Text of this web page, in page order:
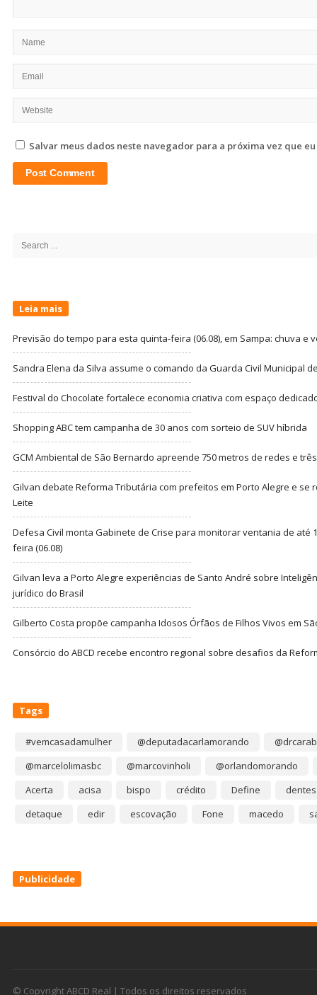
Salvar meus dados neste navegador para a próxima vez que
Search
Leia mais
Previsão do tempo para esta quinta-feira (06.08), em Sampa: chuva e
Sandra Elena da Silva assume o comando da Guarda Civil Municipal
Festival do Chocolate fortalece economia criativa com espaço
Shopping ABC tem campanha de 30 anos com sorteio de SUV híbrida
GCM Ambiental de São Bernardo apreende 750 metros de redes e
Gilvan debate Reforma Tributária com prefeitos em Porto Alegre e se
Leite
Defesa Civil monta Gabinete de Crise para monitorar ventania de até
feira (06.08)
Gilvan leva a Porto Alegre experiências de Santo André sobre
jurídico do Brasil
Gilberto Costa propõe campanha Idosos Órfãos de Filhos Vivos em
Consórcio do ABCD recebe encontro regional sobre desafios da
Tags
#vemcasadamulher @deputadacarlamorando
@marcelolimasbc
@marcovinholi
@orlandomorando
Acerta
acisa bispo crédito Define
dentes
detaque
edir escovação Fone macedo
Publicidade
© Copyright ABCD Real | Todos os direitos reservados